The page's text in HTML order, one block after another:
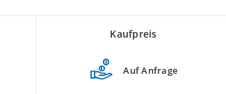
Kaufpreis
Auf Anfrage